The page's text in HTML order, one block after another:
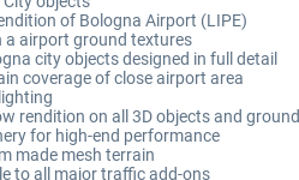
of Bologna Airport (LIPE)
a airport ground textures
city objects designed in full detail
coverage of close airport area
rendition on all 3D objects and ground
for high-end performance
made mesh terrain
to all major traffic add-ons